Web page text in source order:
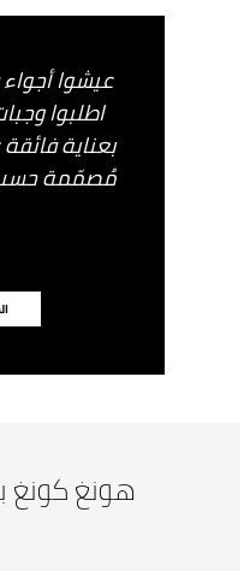
عيشوا
اطلبوا
بعناية
مُصمّمة حسب
هونغ كونغ